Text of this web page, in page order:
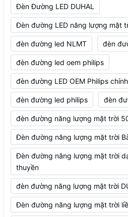
Đèn Đường LED DUHAL
Đèn đường LED năng lượng mặt
đèn đường led NLMT đèn
đèn đường led oem philips
đèn đường LED OEM Philips
đèn đường led philips đèn
đèn đường năng lượng mặt trời
Đèn đường năng lượng mặt trời
Đèn đường năng lượng mặt trời
thuyền
đèn đường năng lượng mặt trời
Đèn đường năng lượng mặt trời